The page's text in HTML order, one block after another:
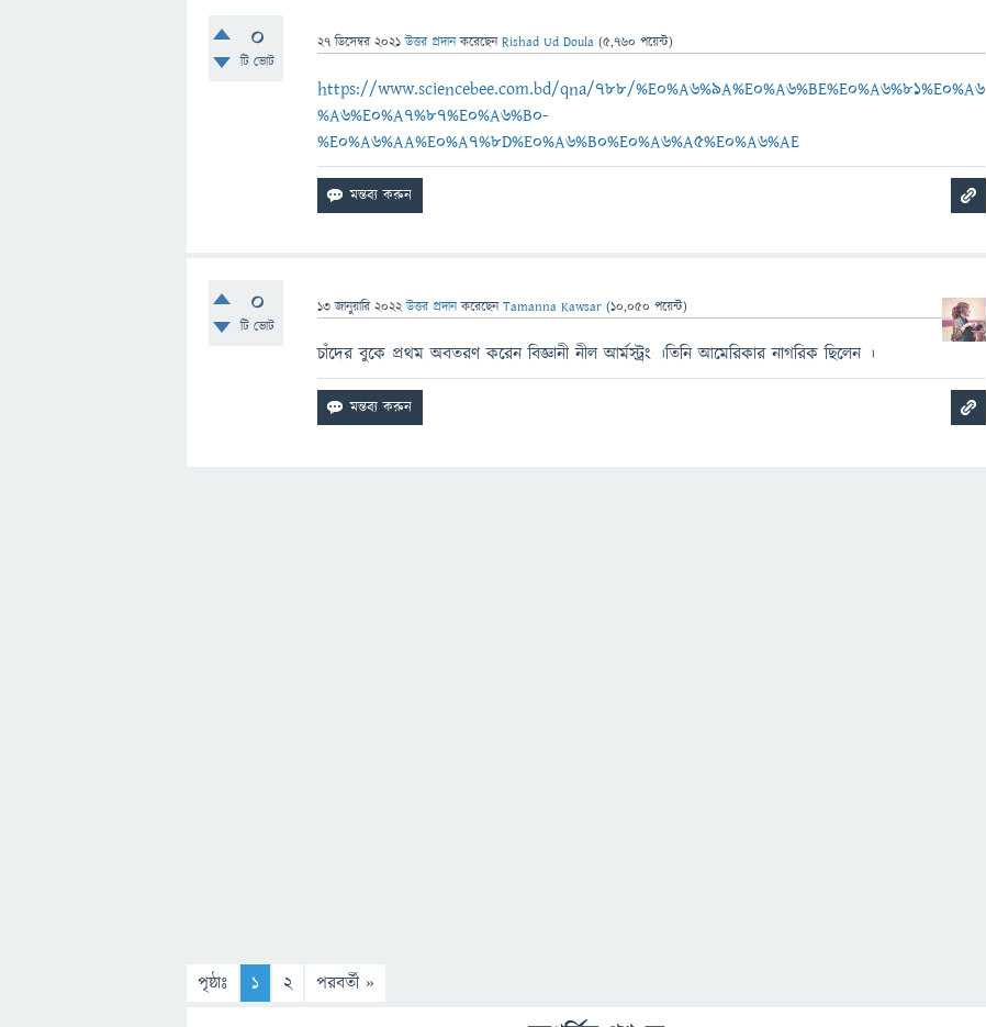
0
টি ভোট
27 ডিসেম্বর 2021 উত্তর প্রদান করেছেনRishad Ud Doula (5,760 পয়েন্ট)
https://www.sciencebee.com.bd/qna/788/%E0%A6%9A%E0%A6%BE%E0%A6%81%E0%A6
%A6%E0%A7%87%E0%A6%B0-
%E0%A6%AA%E0%A7%8D%E0%A6%B0%E0%A6%A5%E0%A6%AE
0
টি ভোট
13 জানুয়ারি 2022 উত্তর প্রদান করেছেনTamanna Kawsar (10,050 পয়েন্ট)
চাঁদের বুকে প্রথম অবতরণ করেন বিজ্ঞানী নীল আর্মস্ট্রং ।তিনি আমেরিকার নাগরিক ছিলেন ।
পৃষ্ঠাঃ 1 2 পরবর্তী »